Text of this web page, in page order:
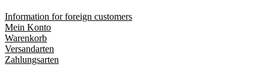
Information for foreign customers
Mein Konto
Warenkorb
Versandarten
Zahlungsarten